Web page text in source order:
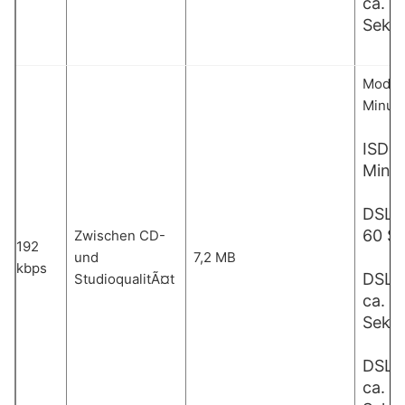
192
kbps
Zwischen CD-
und
StudioqualitÃ¤t
7,2 MB
DSL
60
DSL
ca.
DSL
ca.